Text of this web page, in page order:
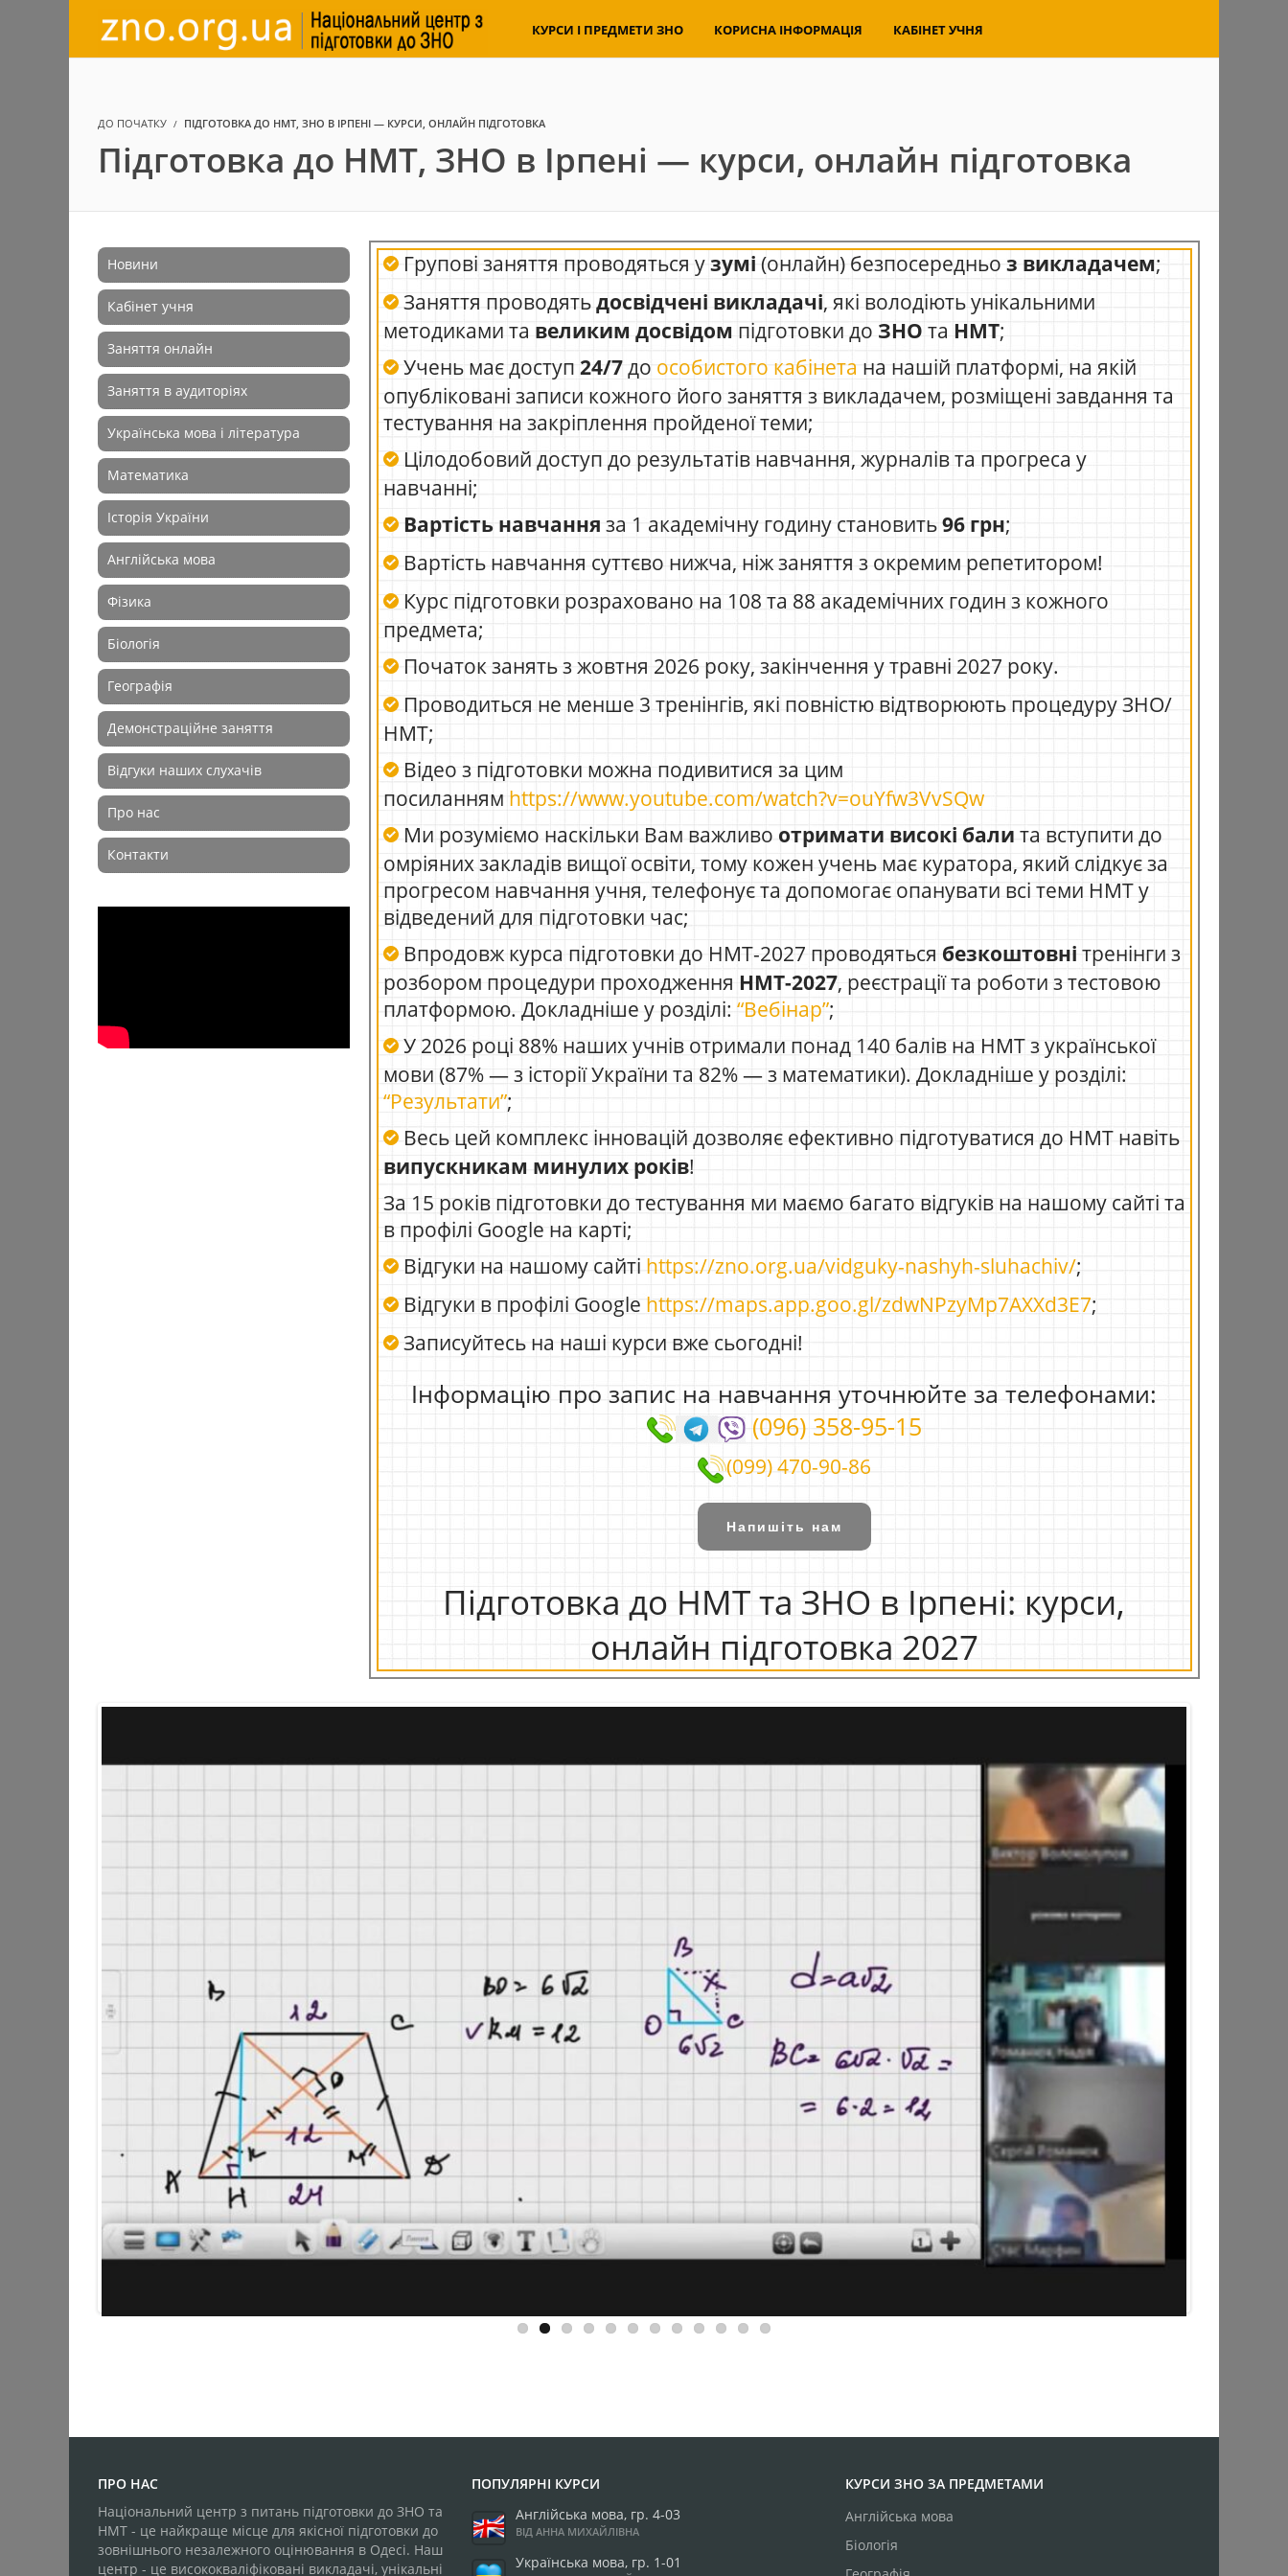
КУРСИ І ПРЕДМЕТИ ЗНО КОРИСНА ІНФОРМАЦІЯ КАБІНЕТ УЧНЯ
ДО ПОЧАТКУ ПІДГОТОВКА ДО НМТ, ЗНО В ІРПЕНІ — КУРСИ, ОНЛАЙН ПІДГОТОВКА
Підготовка до НМТ, ЗНО в Ірпені — курси, онлайн підготовка
Новини
Кабінет учня
Заняття онлайн
Заняття в аудиторіях
Українська мова і література
Математика
Історія України
Англійська мова
Фізика
Біологія
Географія
Демонстраційне заняття
Відгуки наших слухачів
Про нас
Контакти
Групові заняття проводяться узумі (онлайн) безпосередньо з викладачем;
Заняття проводятьдосвідчені викладачі, які володіють унікальними
методиками та великим досвідом підготовки до ЗНО та НМТ;
Учень має доступ 24/7до особистого кабінета на нашій платформі, на якій
опубліковані записи кожного його заняття з викладачем, розміщені завдання та
тестування на закріплення пройденої теми;
Цілодобовий доступ до результатів навчання, журналів та прогреса у
навчанні;
Вартість навчання за 1 академічну годину становить96 грн;
Вартість навчання суттєво нижча, ніж заняття з окремим репетитором!
Курс підготовки розраховано на 108 та 88 академічних годин з кожного
предмета;
Початок занять з жовтня 2026 року, закінчення у травні 2027 року.
Проводиться не менше 3 тренінгів, які повністю відтворюють процедуру ЗНО/
НМТ;
Відео з підготовки можна подивитися за цим
посиланням https://www.youtube.com/watch?v=ouYfw3VvSQw
Ми розуміємо наскільки Вам важливо отримати високі бали та вступити до
омріяних закладів вищої освіти, тому кожен учень має куратора, який слідкує за
прогресом навчання учня, телефонує та допомогає опанувати всі теми НМТ у
відведений для підготовки час;
Впродовж курса підготовки до НМТ-2027 проводяться безкоштовні тренінги з
розбором процедури проходження НМТ-2027, реєстрації та роботи з тестовою
платформою. Докладніше у розділі: “Вебінар”;
У 2026 році 88% наших учнів отримали понад 140 балів на НМТ з української
мови (87% — з історії України та 82% — з математики). Докладніше у розділі:
“Результати”;
Весь цей комплекс інновацій дозволяє ефективно підготуватися до НМТ навіть
випускникам минулих років!
За 15 років підготовки до тестування ми маємо багато відгуків на нашому сайті та
в профілі Google на карті;
Відгуки на нашому сайті https://zno.org.ua/vidguky-nashyh-sluhachiv/;
Відгуки в профілі Google https://maps.app.goo.gl/zdwNPzyMp7AXXd3E7;
Записуйтесь на наші курси вже сьогодні!
Інформацію про запис на навчання уточнюйте за телефонами:
(096) 358-95-15
(099) 470-90-86
Напишіть нам
Підготовка до НМТ та ЗНО в Ірпені: курси,
онлайн підготовка 2027
ПРО НАС
Національний центр з питань підготовки до ЗНО та
НМТ - це найкраще місце для якісної підготовки до
зовнішнього незалежного оцінювання в Одесі. Наш
центр - це висококваліфіковані викладачі, унікальні
ПОПУЛЯРНІ КУРСИ
Англійська мова, гр. 4-03
ВІД АННА МИХАЙЛІВНА
Українська мова, гр. 1-01
КУРСИ ЗНО ЗА ПРЕДМЕТАМИ
Англійська мова
Біологія